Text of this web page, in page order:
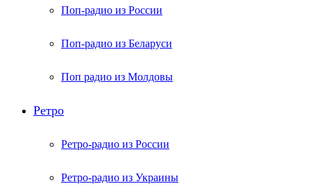
Поп-радио из России
Поп-радио из Беларуси
Поп радио из Молдовы
Ретро
Ретро-радио из России
Ретро-радио из Украины